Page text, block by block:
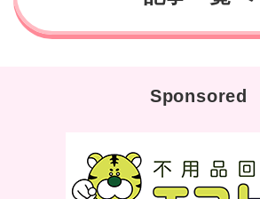
Sponsored